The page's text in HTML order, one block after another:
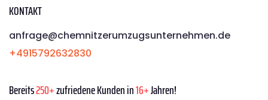
KONTAKT
anfrage@chemnitzerumzugsunternehmen.de
+4915792632830
Bereits250+zufriedene Kunden in16+Jahren!